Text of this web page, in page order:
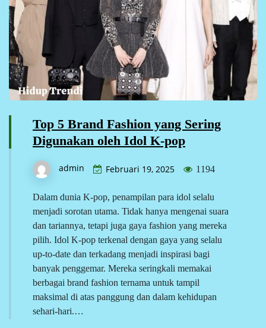
Top 5 Brand Fashion yang Sering
Digunakan oleh Idol K-pop
admin Februari 19, 2025 1194
Dalam dunia K-pop, penampilan para idol selalu
menjadi sorotan utama. Tidak hanya mengenai suara
dan tariannya, tetapi juga gaya fashion yang mereka
pilih. Idol K-pop terkenal dengan gaya yang selalu
up-to-date dan terkadang menjadi inspirasi bagi
banyak penggemar. Mereka seringkali memakai
berbagai brand fashion ternama untuk tampil
maksimal di atas panggung dan dalam kehidupan
sehari-hari.…